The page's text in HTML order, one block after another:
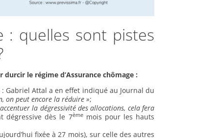
: quelles sont pistes
le régime d’Assurance chômage :
: Gabriel Attal a en effet indiqué au Journal du
on peut encore la réduire »;
la dégressivité des allocations, cela fera
dégressive dès le 7èmemois pour les hauts
fixée à 27 mois), sur celle des autres